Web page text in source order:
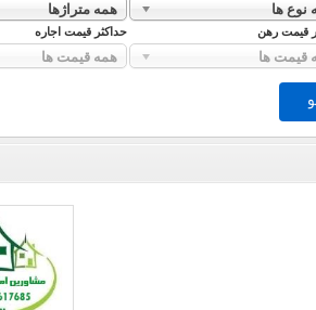
نوع ها همه متراژها
قیمت رهن حداکثر قیمت اجاره
قیمت ها همه قیمت ها